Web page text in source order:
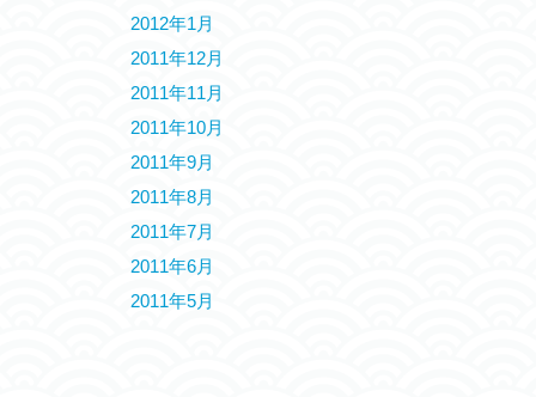
2012年1月
2011年12月
2011年11月
2011年10月
2011年9月
2011年8月
2011年7月
2011年6月
2011年5月